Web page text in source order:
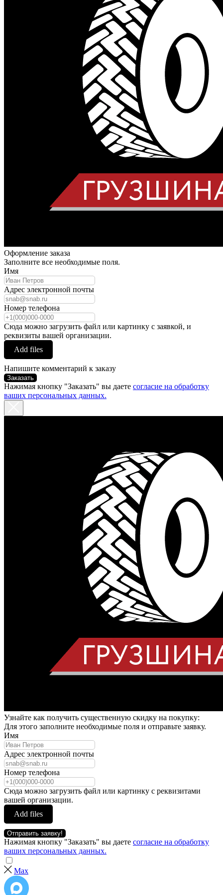
Оформление заказа
Заполните все необходимые поля.
Имя
Адрес электронной почты
Номер телефона
Сюда можно загрузить файл или картинку с заявкой, и
реквизиты вашей организации.
Add files
Напишите комментарий к заказу
Заказать
Нажимая кнопку "Заказать" вы даете согласие на обработку
ваших персональных данных.
Узнайте как получить существенную скидку на покупку:
Для этого заполните необходимые поля и отправьте заявку.
Имя
Адрес электронной почты
Номер телефона
Сюда можно загрузить файл или картинку с реквизитами
вашей организации.
Add files
Отправить заявку!
Нажимая кнопку "Заказать" вы даете согласие на обработку
ваших персональных данных.
Max